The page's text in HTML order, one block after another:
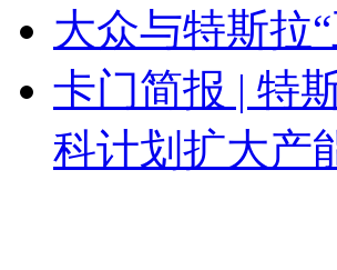
大众与特斯拉
卡门简报 | 特
科计划扩大产